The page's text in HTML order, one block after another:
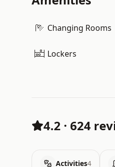
Changing Rooms
Lockers
4.2 · 624
Activities4